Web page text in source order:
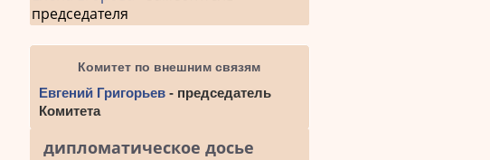
председателя
Комитет по внешним связям
Евгений Григорьев - председатель
Комитета
дипломатическое досье